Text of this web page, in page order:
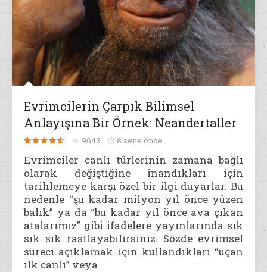
Evrimcilerin Çarpık Bilimsel
Anlayışına Bir Örnek: Neandertaller
9642 8 sene önce
Evrimciler canlı türlerinin zamana bağlı
olarak değiştiğine inandıkları için
tarihlemeye karşı özel bir ilgi duyarlar. Bu
nedenle “şu kadar milyon yıl önce yüzen
balık” ya da “bu kadar yıl önce ava çıkan
atalarımız” gibi ifadelere yayınlarında sık
sık sık rastlayabilirsiniz. Sözde evrimsel
süreci açıklamak için kullandıkları “uçan
ilk canlı” veya